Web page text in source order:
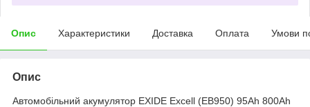
Опис Характеристики Доставка Оплата Умови
Опис
Автомобільний акумулятор EXIDE Excell (EB950) 95Аh 800Ah